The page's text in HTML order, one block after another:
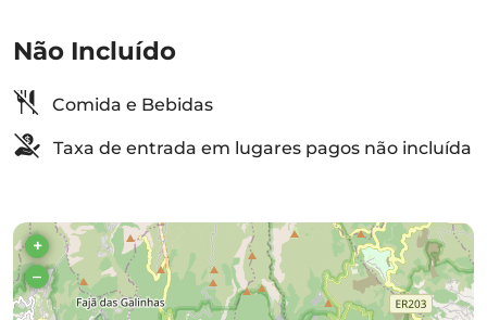
Não Incluído
Comida e Bebidas
Taxa de entrada em lugares pagos não incluída
+
–